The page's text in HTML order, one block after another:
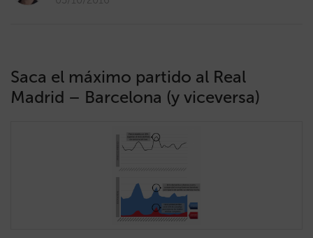
Saca el máximo partido al Real
Madrid – Barcelona (y viceversa)